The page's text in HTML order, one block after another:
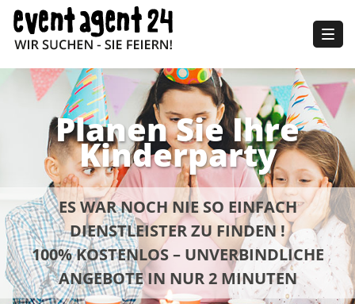
Planen Sie Ihre
Kinderparty
ES WAR NOCH NIE SO EINFACH
DIENSTLEISTER ZU FINDEN !
100% KOSTENLOS – UNVERBINDLICHE
ANGEBOTE IN NUR 2 MINUTEN